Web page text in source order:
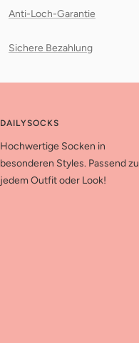
Anti-Loch-Garantie
Sichere Bezahlung
DAILYSOCKS
Hochwertige Socken in
besonderen Styles. Passend zu
jedem Outfit oder Look!